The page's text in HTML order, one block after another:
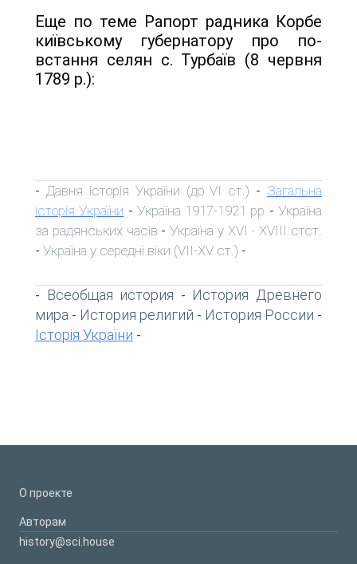
Еще по теме Рапорт радника Корбе
київському губернатору про по­
встання селян с. Турбаїв (8 червня
1789 р.):
- Давня історія України (до VI ст.) - Загальна
історія України - Україна 1917-1921 рр -Україна
за радянських часів -Україна у XVI - XVIII стст.
- Україна у середні віки (VII-XV ст.) -
- Всеобщая история - История Древнего
мира - История религий - История России -
Історія України -
О проекте
Авторам
history@sci.house